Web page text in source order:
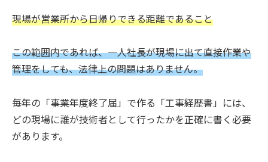
現場が営業所から日帰りできる距離であること
この範囲内であれば、一人社長が現場に出て直接作業や
管理をしても、法律上の問題はありません。
毎年の「事業年度終了届」で作る「工事経歴書」には、
どの現場に誰が技術者として行ったかを正確に書く必要
があります。